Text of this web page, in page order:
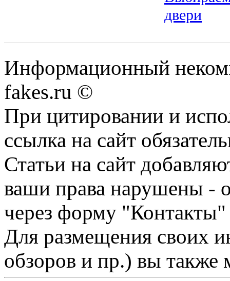
двери
Информационный
fakes.ru ©
При цитировании и
ссылка на сайт
Статьи на сайт
ваши права нарушены -
через форму "Контакты"
Для размещения своих
обзоров и пр.) вы также